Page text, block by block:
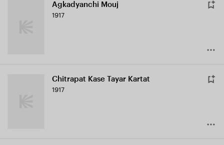
Agkadyanchi Mouj
1917
Chitrapat Kase Tayar Kartat
1917